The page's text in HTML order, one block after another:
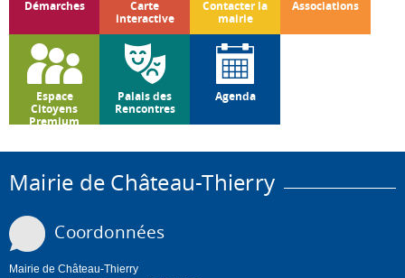
Démarches
Carte
interactive
Contacter la
mairie
Associations
Espace
Citoyens
Premium
Palais des
Rencontres
Agenda
Mairie de Château-Thierry
Coordonnées
Mairie de Château-Thierry